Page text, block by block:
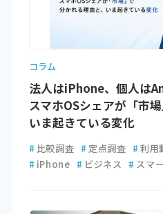
コラム
法人はiPhone、個人は
スマホOSシェアが「市
いま起きている変化
# 比較調査 # 定点調査 # 利用
# iPhone # ビジネス # スマ